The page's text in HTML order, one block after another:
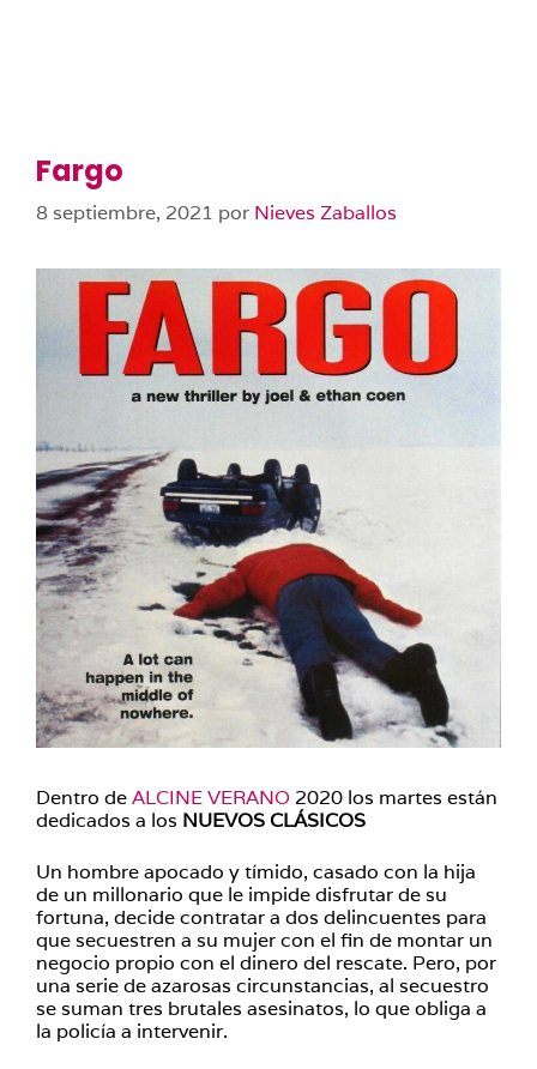
Fargo
8 septiembre, 2021 por Nieves Zaballos
Dentro deALCINE VERANO 2020 los martes están
dedicados a los NUEVOS CLÁSICOS
Un hombre apocado y tímido, casado con la hija
de un millonario que le impide disfrutar de su
fortuna, decide contratar a dos delincuentes para
que secuestren a su mujer con el fin de montar un
negocio propio con el dinero del rescate. Pero, por
una serie de azarosas circunstancias, al secuestro
se suman tres brutales asesinatos, lo que obliga a
la policía a intervenir.